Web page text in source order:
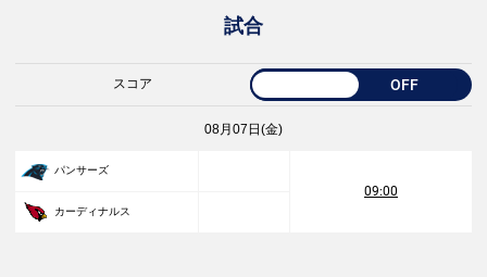
試合
スコア OFF
08月07日(金)
パンサーズ
09:00
カーディナルス